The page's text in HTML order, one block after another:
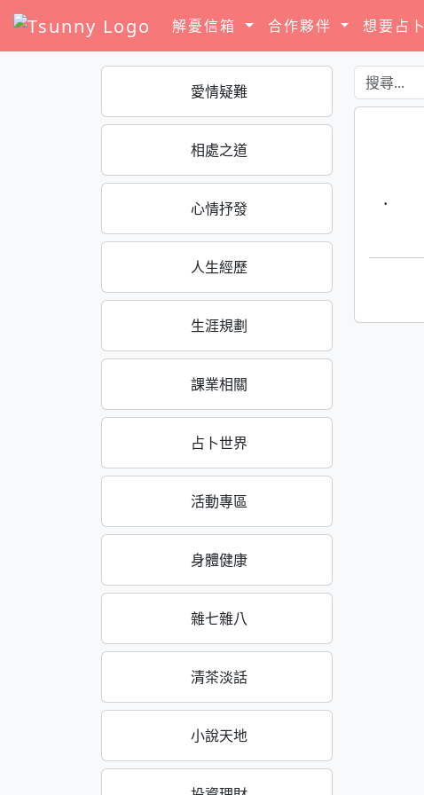
解憂信箱 合作夥伴 想要占卜
愛情疑難
相處之道
心情抒發
人生經歷
生涯規劃
課業相關
占卜世界
活動專區
身體健康
雜七雜八
清茶淡話
小說天地
·